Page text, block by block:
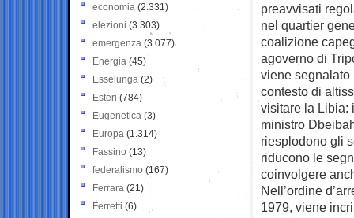
preavvisati
nel quartier
coalizione
agoverno di
viene
contesto di
visitare la Libia:
ministro
riesplodono gli
riducono le
coinvolgere
Nell’ordine
1979, viene
economia (2.331)
elezioni (3.303)
emergenza (3.077)
Energia (45)
Esselunga (2)
Esteri (784)
Eugenetica (3)
Europa (1.314)
Fassino (13)
federalismo (167)
Ferrara (21)
Ferretti (6)